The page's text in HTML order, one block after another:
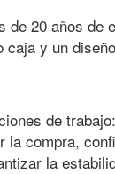
de 20 años de
y un
de
compra,
la